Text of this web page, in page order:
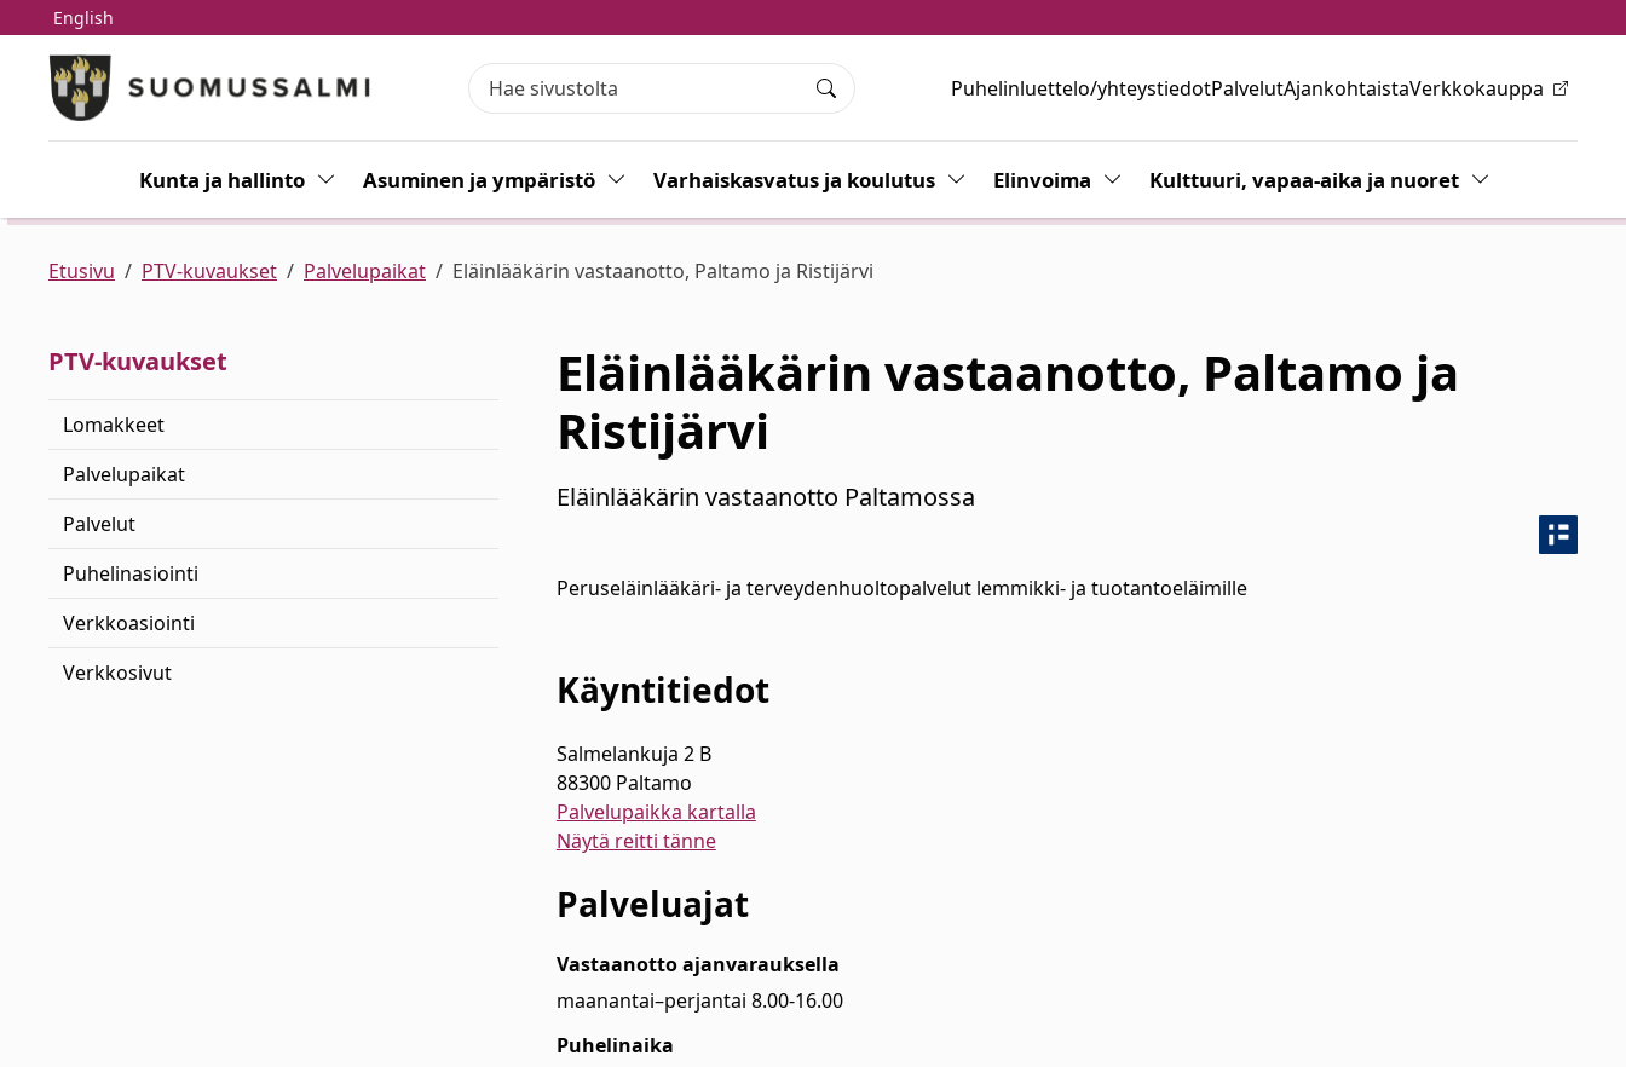
Siirry pääsisältöön
Siirry päävalikkoon
Puhelinluettelo/yhteystiedotPalvelutAjankohtaistaVerkkokauppa
English
Haku
Kunta ja hallinto Vaihda alasvetovalikkoa
Asuminen ja ympäristö Vaihda alasvetovalikkoa
Varhaiskasvatus ja koulutus Vaihda alasvetovalikkoa
Elinvoima Vaihda alasvetovalikkoa
Kulttuuri, vapaa-aika ja nuoret Vaihda
Etusivu PTV-kuvaukset Palvelupaikat Eläinlääkärin vastaanotto, Paltamo ja Ristijärvi
PTV-kuvaukset
Lomakkeet
Palvelupaikat
Palvelut
Puhelinasiointi
Verkkoasiointi
Verkkosivut
Eläinlääkärin vastaanotto, Paltamo ja
Ristijärvi
Eläinlääkärin vastaanotto Paltamossa
Peruseläinlääkäri- ja terveydenhuoltopalvelut lemmikki- ja tuotantoeläimille
Käyntitiedot
Salmelankuja 2 B
88300 Paltamo
Palvelupaikka kartalla
Näytä reitti tänne
Palveluajat
Vastaanotto ajanvarauksella
maanantai–perjantai 8.00-16.00
Puhelinaika